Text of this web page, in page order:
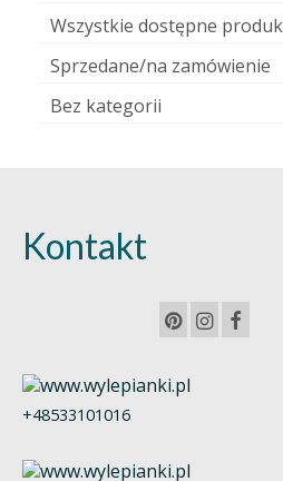
Wszystkie dostępne
Sprzedane/na zamówienie
Bez kategorii
Kontakt
+48533101016